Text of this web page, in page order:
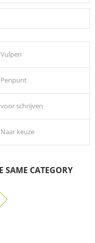
Vulpen
Penpunt
voor schrijven
Naar keuze
SAME CATEGORY